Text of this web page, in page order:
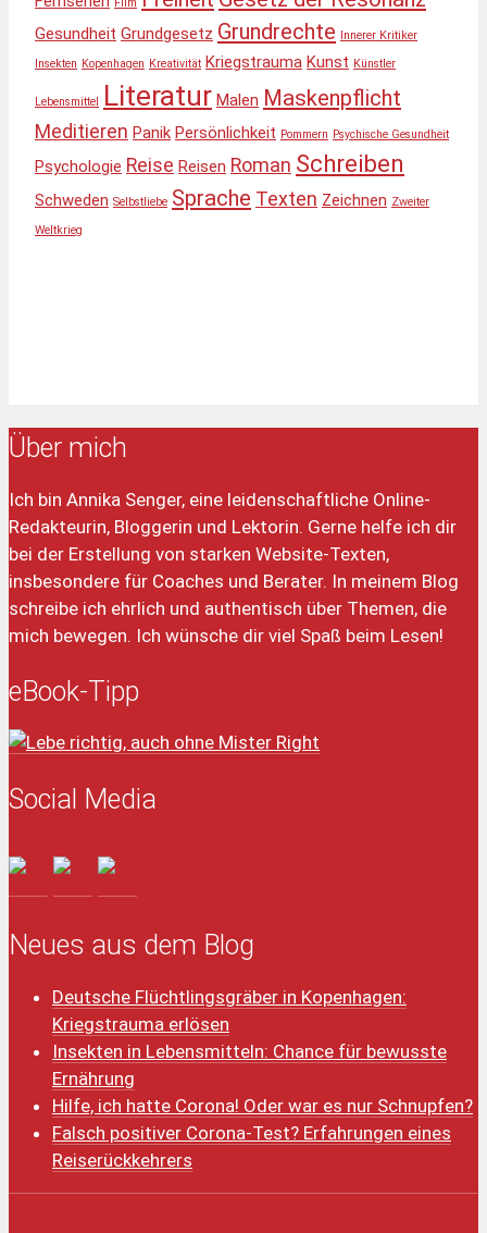
Gesundheit Grundgesetz Grundrechte Innerer Kritiker
Insekten Kopenhagen Kreativität Kriegstrauma Kunst Künstler
Lebensmittel Literatur Malen Maskenpflicht
Meditieren Panik Persönlichkeit Pommern Psychische Gesundheit
Psychologie Reise Reisen Roman Schreiben
Schweden Selbstliebe Sprache Texten Zeichnen Zweiter
Weltkrieg
Über mich
Ich bin Annika Senger, eine leidenschaftliche Online-
Redakteurin, Bloggerin und Lektorin. Gerne helfe ich dir
bei der Erstellung von starken Website-Texten,
insbesondere für Coaches und Berater. In meinem Blog
schreibe ich ehrlich und authentisch über Themen, die
mich bewegen. Ich wünsche dir viel Spaß beim Lesen!
eBook-Tipp
Social Media
Neues aus dem Blog
Deutsche Flüchtlingsgräber in Kopenhagen:
Kriegstrauma erlösen
Insekten in Lebensmitteln: Chance für bewusste
Ernährung
Hilfe, ich hatte Corona! Oder war es nur Schnupfen?
Falsch positiver Corona-Test? Erfahrungen eines
Reiserückkehrers